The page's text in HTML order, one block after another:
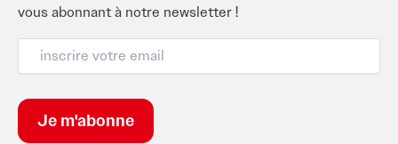
vous abonnant à notre newsletter !